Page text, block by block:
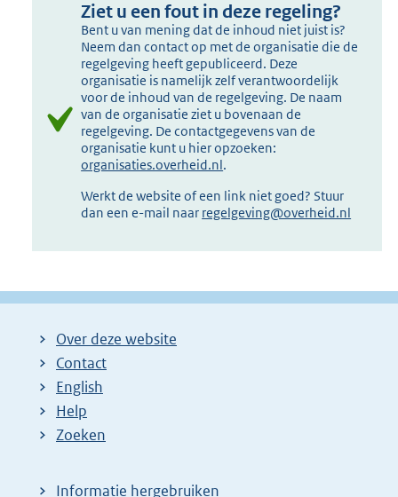
Ziet u een fout in deze regeling?
Bent u van mening dat de inhoud niet juist is?
Neem dan contact op met de organisatie die de
regelgeving heeft gepubliceerd. Deze
organisatie is namelijk zelf verantwoordelijk
voor de inhoud van de regelgeving. De naam
van de organisatie ziet u bovenaan de
regelgeving. De contactgegevens van de
organisatie kunt u hier opzoeken:
organisaties.overheid.nl.
Werkt de website of een link niet goed? Stuur
dan een e-mail naar regelgeving@overheid.nl
Over deze website
Contact
English
Help
Zoeken
Informatie hergebruiken